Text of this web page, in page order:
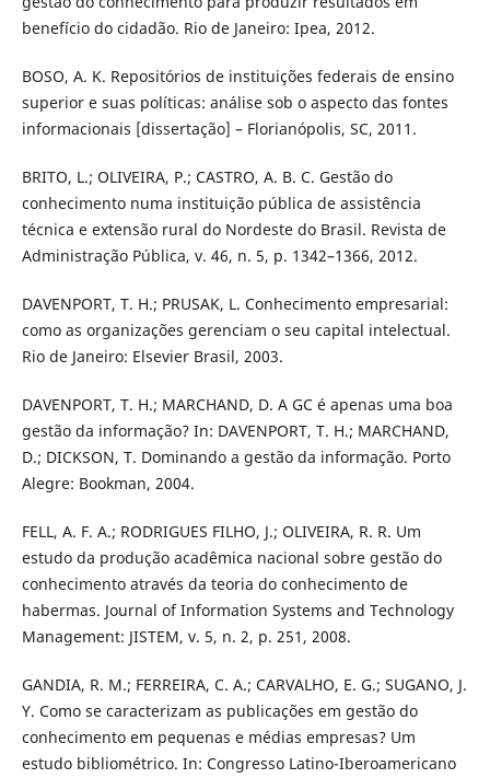
benefício do cidadão. Rio de Janeiro: Ipea, 2012.
BOSO, A. K. Repositórios de instituições federais de ensino
superior e suas políticas: análise sob o aspecto das fontes
informacionais [dissertação] – Florianópolis, SC, 2011.
BRITO, L.; OLIVEIRA, P.; CASTRO, A. B. C. Gestão do
conhecimento numa instituição pública de assistência
técnica e extensão rural do Nordeste do Brasil. Revista de
Administração Pública, v. 46, n. 5, p. 1342–1366, 2012.
DAVENPORT, T. H.; PRUSAK, L. Conhecimento empresarial:
como as organizações gerenciam o seu capital intelectual.
Rio de Janeiro: Elsevier Brasil, 2003.
DAVENPORT, T. H.; MARCHAND, D. A GC é apenas uma boa
gestão da informação? In: DAVENPORT, T. H.; MARCHAND,
D.; DICKSON, T. Dominando a gestão da informação. Porto
Alegre: Bookman, 2004.
FELL, A. F. A.; RODRIGUES FILHO, J.; OLIVEIRA, R. R. Um
estudo da produção acadêmica nacional sobre gestão do
conhecimento através da teoria do conhecimento de
habermas. Journal of Information Systems and Technology
Management: JISTEM, v. 5, n. 2, p. 251, 2008.
GANDIA, R. M.; FERREIRA, C. A.; CARVALHO, E. G.; SUGANO, J.
Y. Como se caracterizam as publicações em gestão do
conhecimento em pequenas e médias empresas? Um
estudo bibliométrico. In: Congresso Latino-Iberoamericano